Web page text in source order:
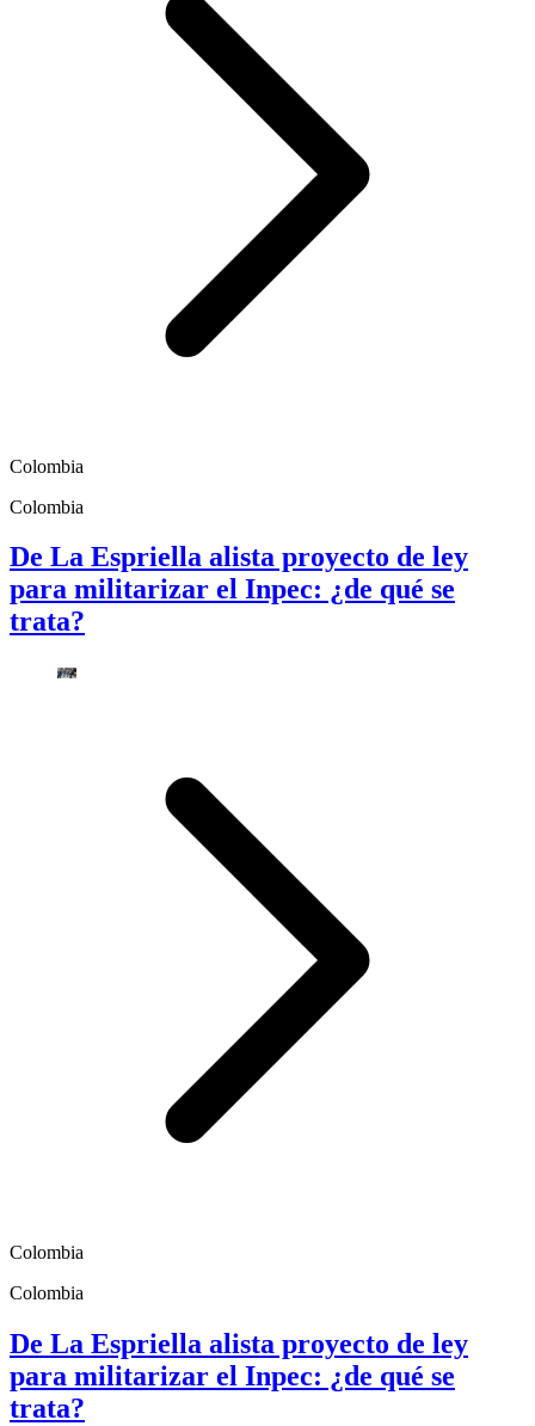
Colombia
Colombia
De La Espriella alista proyecto de ley
para militarizar el Inpec: ¿de qué se
trata?
Colombia
Colombia
De La Espriella alista proyecto de ley
para militarizar el Inpec: ¿de qué se
trata?